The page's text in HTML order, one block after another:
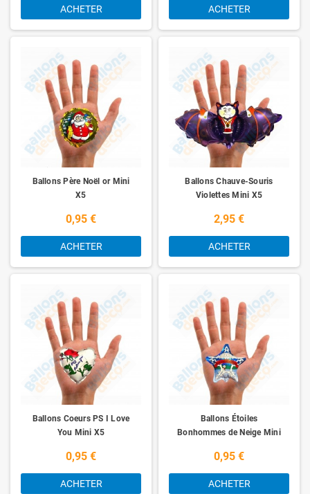
ACHETER ACHETER
Ballons Père Noël or Mini
X5
0,95 €
ACHETER
Ballons Chauve-Souris
Violettes Mini X5
2,95 €
ACHETER
Ballons Coeurs PS I Love
You Mini X5
0,95 €
ACHETER
Ballons Étoiles
Bonhommes de Neige Mini
0,95 €
ACHETER